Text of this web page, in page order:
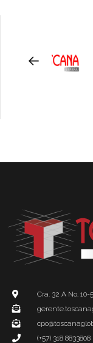
Cra. 32 A No.
(+57) 318 8833808